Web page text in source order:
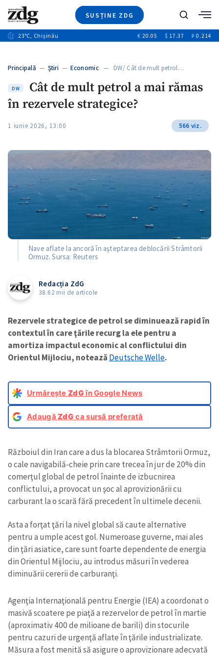
SUSȚINE ZDG
Ştiri
+13
Special
Caută
23°C, Chișinău € 20.05 $ 17.37 ₽ 0.214
Principală — Ştiri — Economic— DW/ Cât de mult petrol…
DW
Cât de mult petrol a mai rămas
în rezervele strategice?
1 iunie 2026, 13:00 566 viz.
Nave aflate la ancoră în aşteptarea deblocării Strâmtorii
Ormuz. Sursa: Reuters
Redacția ZdG
38.62 mii de articole
Rezervele strategice de petrol se diminuează rapid în
contextul în care ţările recurg la ele pentru a
amortiza impactul economic al conflictului din
Orientul Mijlociu, notează Deutsche Welle.
Urmărește ZdGîn Google News
AdaugăZdG ca sursă preferată
Războiul din Iran care a dus la blocarea Strâmtorii Ormuz,
o cale navigabilă-cheie prin care trecea în jur de 20% din
comerţul global de petrol înainte de izbucnirea
conflictului, a provocat un şoc al aprovizionării cu
carburant la o scară fără precedent în ultimele decenii.
Asta a forţat ţări la nivel global să caute alternative
pentru a umple acest gol. Numeroase guverne, mai ales
din ţări asiatice, care sunt foarte dependente de energia
din Orientul Mijlociu, au introdus măsuri în vederea
diminuării cererii de carburanţi.
Agenţia Internaţională pentru Energie (IEA) a coordonat o
masivă scoatere pe piaţă a rezervelor de petrol în martie
(aproximativ 400 de milioane de barili) din stocurile
pentru cazuri de urgenţă aflate în ţările industrializate.
Măsura a fost menită să asigure o aprovizionare adecvată